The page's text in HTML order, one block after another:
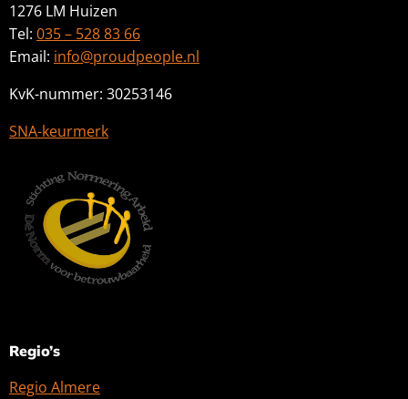
1276 LM Huizen
Tel: 035 – 528 83 66
Email: info@proudpeople.nl
KvK-nummer: 30253146
SNA-keurmerk
Regio’s
Regio Almere